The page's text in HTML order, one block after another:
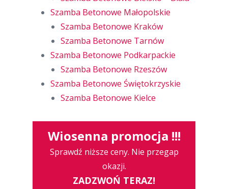
Szamba Betonowe Małopolskie
Szamba Betonowe Kraków
Szamba Betonowe Tarnów
Szamba Betonowe Podkarpackie
Szamba Betonowe Rzeszów
Szamba Betonowe Świętokrzyskie
Szamba Betonowe Kielce
Wiosenna promocja !!!
Sprawdź niższe ceny. Nie przegap
okazji.
ZADZWOŃ TERAZ!